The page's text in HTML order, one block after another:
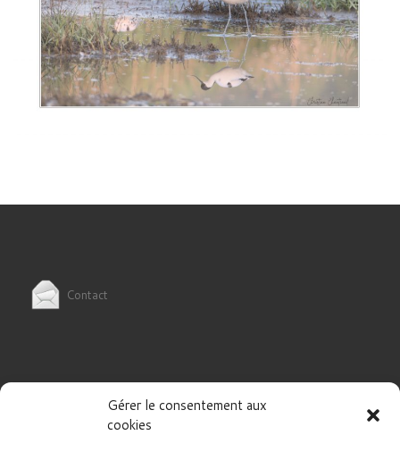
Gérer le consentement aux
cookies
Contact
Politique de cookies (UE)